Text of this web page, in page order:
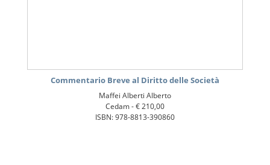
Commentario Breve al Diritto delle Società
Maffei Alberti Alberto
Cedam -€ 210,00
ISBN: 978-8813-390860